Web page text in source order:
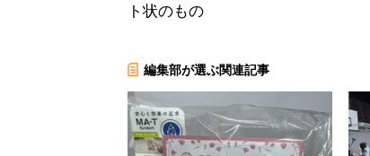
ト状のもの
編集部が選ぶ関連記事